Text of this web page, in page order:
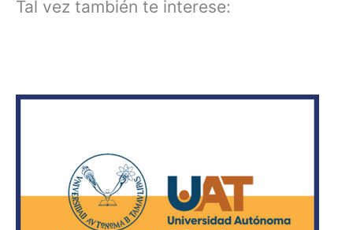
Tal vez también te interese: